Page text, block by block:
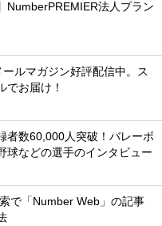
NumberPREMIER法人プラン
ールマガジン好評配信中。ス
でお届け！
者数60,000人突破！バレーボ
球などの選手のインタビュー
で「Number Web」の記事